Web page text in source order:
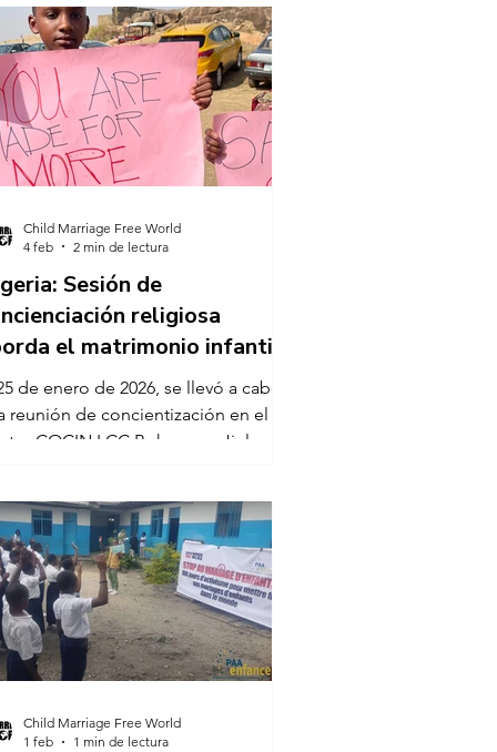
24 de diciembre de 2025. El evento
a 77 participantes, incluidas 24
y niñas y 53 hombres y niños,
de líderes locales,
religiosas, escuelas y
El programa se centró en
la responsabilidad
Sesión de
religiosa
el matrimonio infantil
de enero de 2026, se llevó a cabo
reunión de concientización en el
COCIN LCC Bokoro en Jiele,
Infecciosas Emergentes
Occidental (WAC-EID). La
se centró en iniciar debates
e inclusivos sobre la
del matrimonio infantil, con
de líderes religiosos.
desempeñan un papel
y
Child Marriage Free World
4 feb
2 min de lectura
Child Marriage Free World
1 feb
1 min de lectura